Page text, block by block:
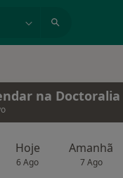
na Doctoralia
Hoje
6 Ago
Amanhã
7 Ago